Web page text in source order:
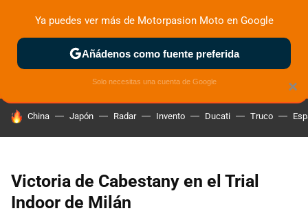
ZONA DE PRUEBAS DEPORTIVAS MOTOS ELÉCTRICAS
HOY SE HABLA DE
China Japón Radar Invento Ducati Truco
Victoria de Cabestany en el Trial
Indoor de Milán
×
Ya puedes ver más de Motorpasion Moto en Google
Añádenos como fuente preferida
Solo necesitas una cuenta de Google